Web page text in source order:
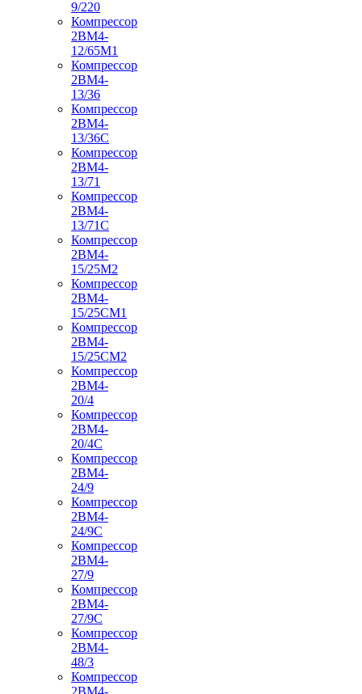
9/220
Компрессор
2ВМ4-
12/65М1
Компрессор
2ВМ4-
13/36
Компрессор
2ВМ4-
13/36С
Компрессор
2ВМ4-
13/71
Компрессор
2ВМ4-
13/71С
Компрессор
2ВМ4-
15/25М2
Компрессор
2ВМ4-
15/25СМ1
Компрессор
2ВМ4-
15/25СМ2
Компрессор
2ВМ4-
20/4
Компрессор
2ВМ4-
20/4С
Компрессор
2ВМ4-
24/9
Компрессор
2ВМ4-
24/9С
Компрессор
2ВМ4-
27/9
Компрессор
2ВМ4-
27/9С
Компрессор
2ВМ4-
48/3
Компрессор
2ВМ4-